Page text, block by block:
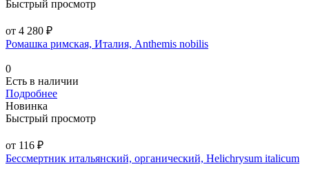
Быстрый просмотр
от 4 280 ₽
Ромашка римская, Италия, Anthemis nobilis
0
Есть в наличии
Подробнее
Новинка
Быстрый просмотр
от 116 ₽
Бессмертник итальянский, органический, Helichrysum italicum